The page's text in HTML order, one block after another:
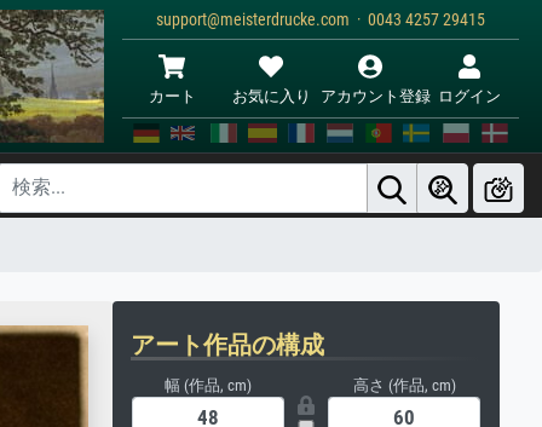
support@meisterdrucke.com · 0043 4257 29415
カート お気に入り アカウント登録 ログイン
アート作品の構成
幅 (作品, cm) 高さ (作品, cm)